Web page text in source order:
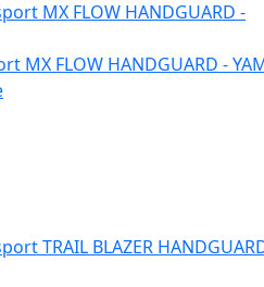
MX FLOW HANDGUARD -